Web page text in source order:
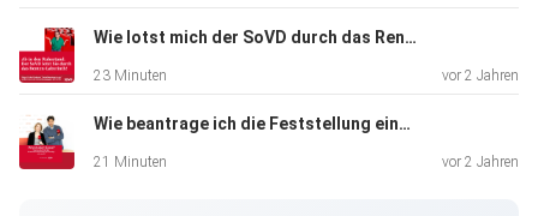
Einschüchterung,
Psychoterror – es gibt viele Formen von Gewalt abseits
Schlägen und körperlicher Misshandlung. Und auch in diesen
nicht
Wie lotst mich der SoVD durch das Renten-Labyrinth?
23 Minuten vor 2 Jahren
Wie beantrage ich die Feststellung eines Behinderungsgrades? Und wie läuft das mit den Merkzeichen?
21 Minuten vor 2 Jahren